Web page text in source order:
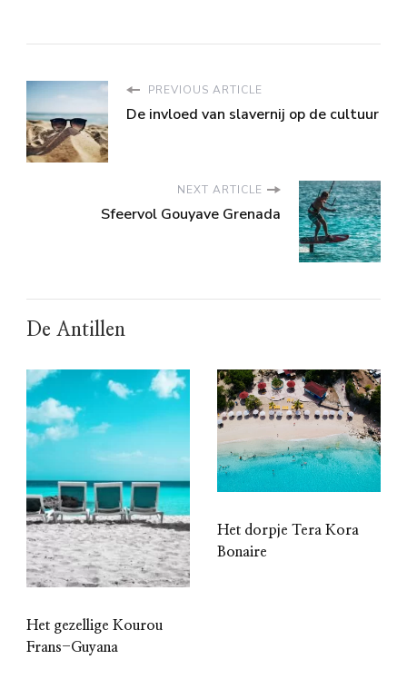
PREVIOUS ARTICLE
De invloed van slavernij op de cultuur
NEXT ARTICLE
Sfeervol Gouyave Grenada
De Antillen
Het gezellige Kourou
Frans-Guyana
Het dorpje Tera Kora
Bonaire